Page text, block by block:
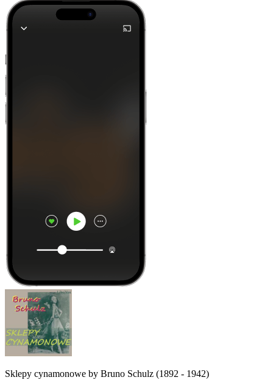
Sklepy cynamonowe by Bruno Schulz (1892 - 1942)